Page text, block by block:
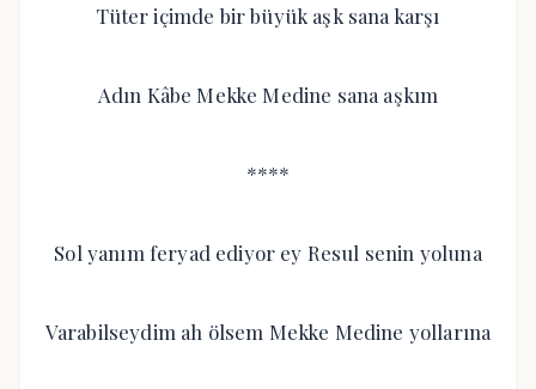
Tüter içimde bir büyük aşk sana karşı
Adın Kâbe Mekke Medine sana aşkım
****
Sol yanım feryad ediyor ey Resul senin yoluna
Varabilseydim ah ölsem Mekke Medine yollarına